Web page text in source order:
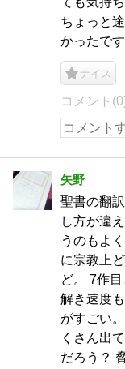
ちょっと
かったです
ナイス
コメント
矢野
聖書の翻
し方が違
うのもよ
に宗教上
ど。 7作
解き速度
がすごい
くさん出
だろう？